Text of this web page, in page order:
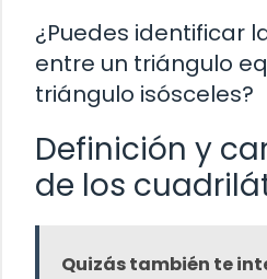
¿Puedes identificar
entre un triángulo
triángulo isósceles?
Definición y
de los
Quizás también te